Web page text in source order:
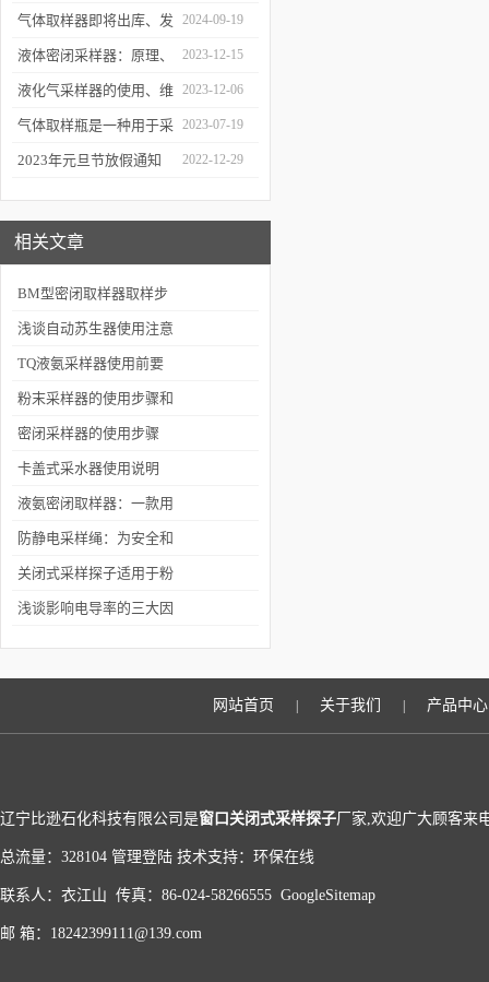
解的知识！
气体取样器即将出库、发
货！
2024-09-19
液体密闭采样器：原理、
应用和优势
2023-12-15
液化气采样器的使用、维
护与优化
2023-12-06
气体取样瓶是一种用于采
集、贮存和分析气体样品
2023-07-19
2023年元旦节放假通知 2022-12-29
相关文章
BM型密闭取样器取样步
骤
浅谈自动苏生器使用注意
事项
TQ液氨采样器使用前要
注意什么呢
粉末采样器的使用步骤和
方法来了解下吧
密闭采样器的使用步骤
卡盖式采水器使用说明
液氨密闭取样器：一款用
于安全、便捷取样的设备
防静电采样绳：为安全和
精准的实验保驾护航
关闭式采样探子适用于粉
末、小颗粒、小晶体等固
浅谈影响电导率的三大因
网站首页 关于我们 产品中心
辽宁比逊石化科技有限公司是窗口关闭式采样探子厂家,欢迎广大顾客来
总流量：328104 管理登陆 技术支持： 环保在线
联系人：衣江山 传真：86-024-58266555 GoogleSitemap
邮 箱：18242399111@139.com